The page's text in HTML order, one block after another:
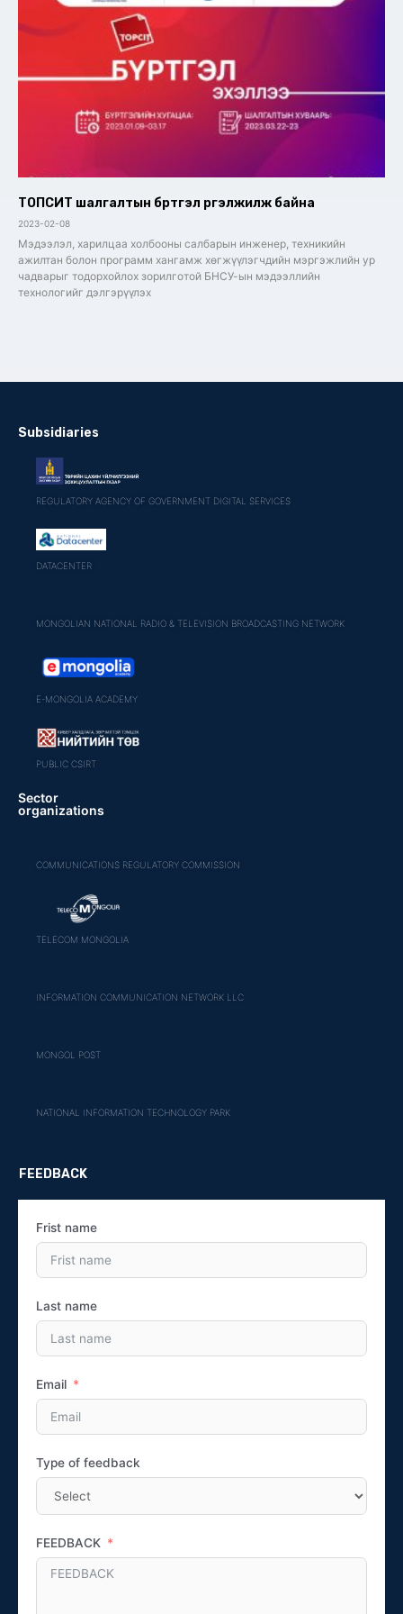
ТОПСИТ шалгалтын бүртгэл үргэлжилж байна
2023-02-08
Мэдээлэл, харилцаа холбооны салбарын инженер, техникийн
ажилтан болон программ хангамж хөгжүүлэгчдийн мэргэжлийн ур
чадварыг тодорхойлох зорилготой БНСУ-ын мэдээллийн
технологийг дэлгэрүүлэх
Subsidiaries
REGULATORY AGENCY OF GOVERNMENT DIGITAL SERVICES
DATACENTER
MONGOLIAN NATIONAL RADIO & TELEVISION BROADCASTING NETWORK
E-MONGOLIA ACADEMY
PUBLIC CSIRT
Sector
organizations
COMMUNICATIONS REGULATORY COMMISSION
TELECOM MONGOLIA
INFORMATION COMMUNICATION NETWORK LLC
MONGOL POST
NATIONAL INFORMATION TECHNOLOGY PARK
FEEDBACK
Frist name
Last name
Email
Type of feedback
FEEDBACK